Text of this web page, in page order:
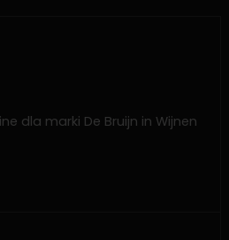
dla marki De Bruijn in Wijnen